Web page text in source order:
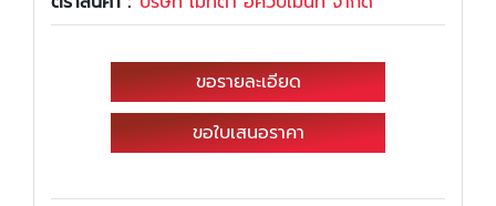
ขอรายละเอียด
ขอใบเสนอราคา